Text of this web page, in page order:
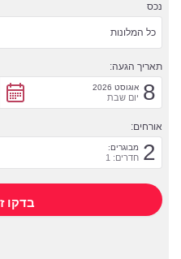
נכס
כל המלונות
תאריך הגעה:
8 אוגוסט 2026
יום שבת
אורחים:
2 מבוגרים:
חדרים: 1